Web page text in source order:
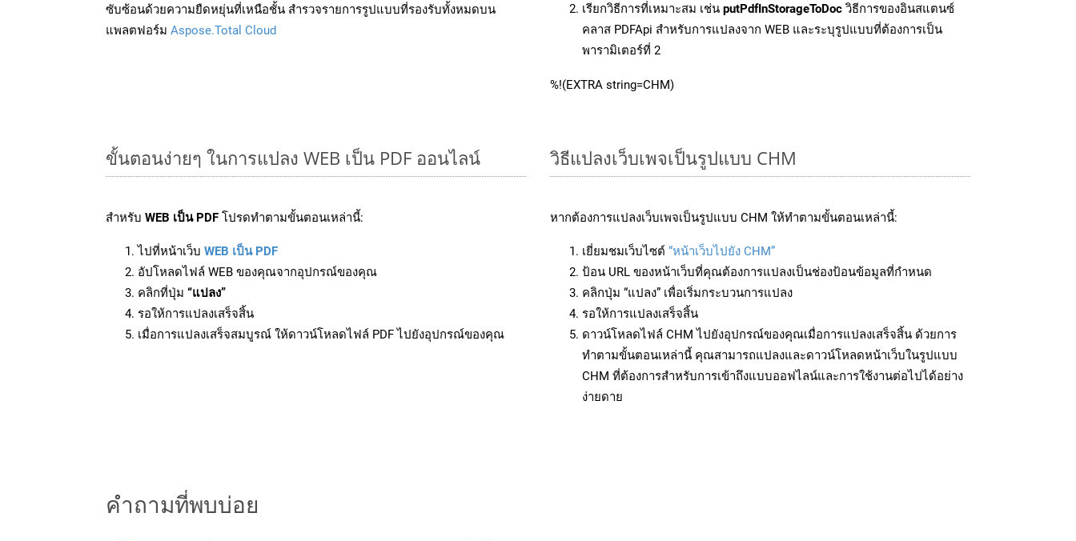
ซับซ้อนด้วยความยืดหยุ่นที่เหนือชั้น สำรวจรายการรูปแบบที่รองรับทั้งหมดบน
แพลตฟอร์ม Aspose.Total Cloud
เรียกวิธีการที่เหมาะสม เช่น putPdfInStorageToDoc วิธีการของอินสแตนซ์
คลาส PDFApi สำหรับการแปลงจาก WEB และระบุรูปแบบที่ต้องการเป็น
พารามิเตอร์ที่ 2
%!(EXTRA string=CHM)
ขั้นตอนง่ายๆ ในการแปลง WEB เป็น PDF ออนไลน์
สำหรับ WEB เป็น PDF โปรดทำตามขั้นตอนเหล่านี้:
ไปที่หน้าเว็บ WEB เป็น PDF
อัปโหลดไฟล์ WEB ของคุณจากอุปกรณ์ของคุณ
คลิกที่ปุ่ม “แปลง”
รอให้การแปลงเสร็จสิ้น
เมื่อการแปลงเสร็จสมบูรณ์ ให้ดาวน์โหลดไฟล์ PDF ไปยังอุปกรณ์ของคุณ
วิธีแปลงเว็บเพจเป็นรูปแบบ CHM
หากต้องการแปลงเว็บเพจเป็นรูปแบบ CHM ให้ทำตามขั้นตอนเหล่านี้:
เยี่ยมชมเว็บไซต์ “หน้าเว็บไปยัง CHM”
ป้อน URL ของหน้าเว็บที่คุณต้องการแปลงเป็นช่องป้อนข้อมูลที่กำหนด
คลิกปุ่ม “แปลง” เพื่อเริ่มกระบวนการแปลง
รอให้การแปลงเสร็จสิ้น
ดาวน์โหลดไฟล์ CHM ไปยังอุปกรณ์ของคุณเมื่อการแปลงเสร็จสิ้น ด้วยการ
ทำตามขั้นตอนเหล่านี้ คุณสามารถแปลงและดาวน์โหลดหน้าเว็บในรูปแบบ
CHM ที่ต้องการสำหรับการเข้าถึงแบบออฟไลน์และการใช้งานต่อไปได้อย่าง
ง่ายดาย
คำถามที่พบบ่อย